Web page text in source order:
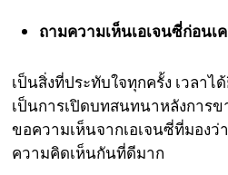
ถามความเห็นเอเจนซี่ก่อนเ
เป็นสิ่งที่ประทับใจทุกครั้ง เวลา
เป็นการเปิดบทสนทนาหลังการ
ขอความเห็นจากเอเจนซี่ที่มอง
ความคิดเห็นกันที่ดีมาก